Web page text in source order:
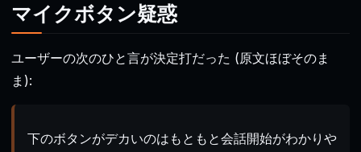
マイクボタン疑惑
ユーザーの次のひと言が決定打だった (原文ほぼそのま
ま):
下のボタンがデカいのはもともと会話開始がわかりや